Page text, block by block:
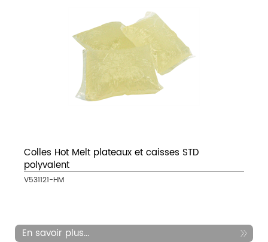
Colles Hot Melt plateaux et caisses STD
polyvalent
V531121-HM
En savoir plus...